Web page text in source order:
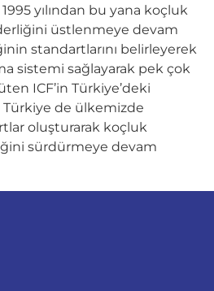
yılından bu yana koçluk
üstlenmeye devam
standartlarını belirleyerek
sistemi sağlayarak pek çok
ICF’in Türkiye’deki
Türkiye de ülkemizde
oluşturarak koçluk
sürdürmeye devam